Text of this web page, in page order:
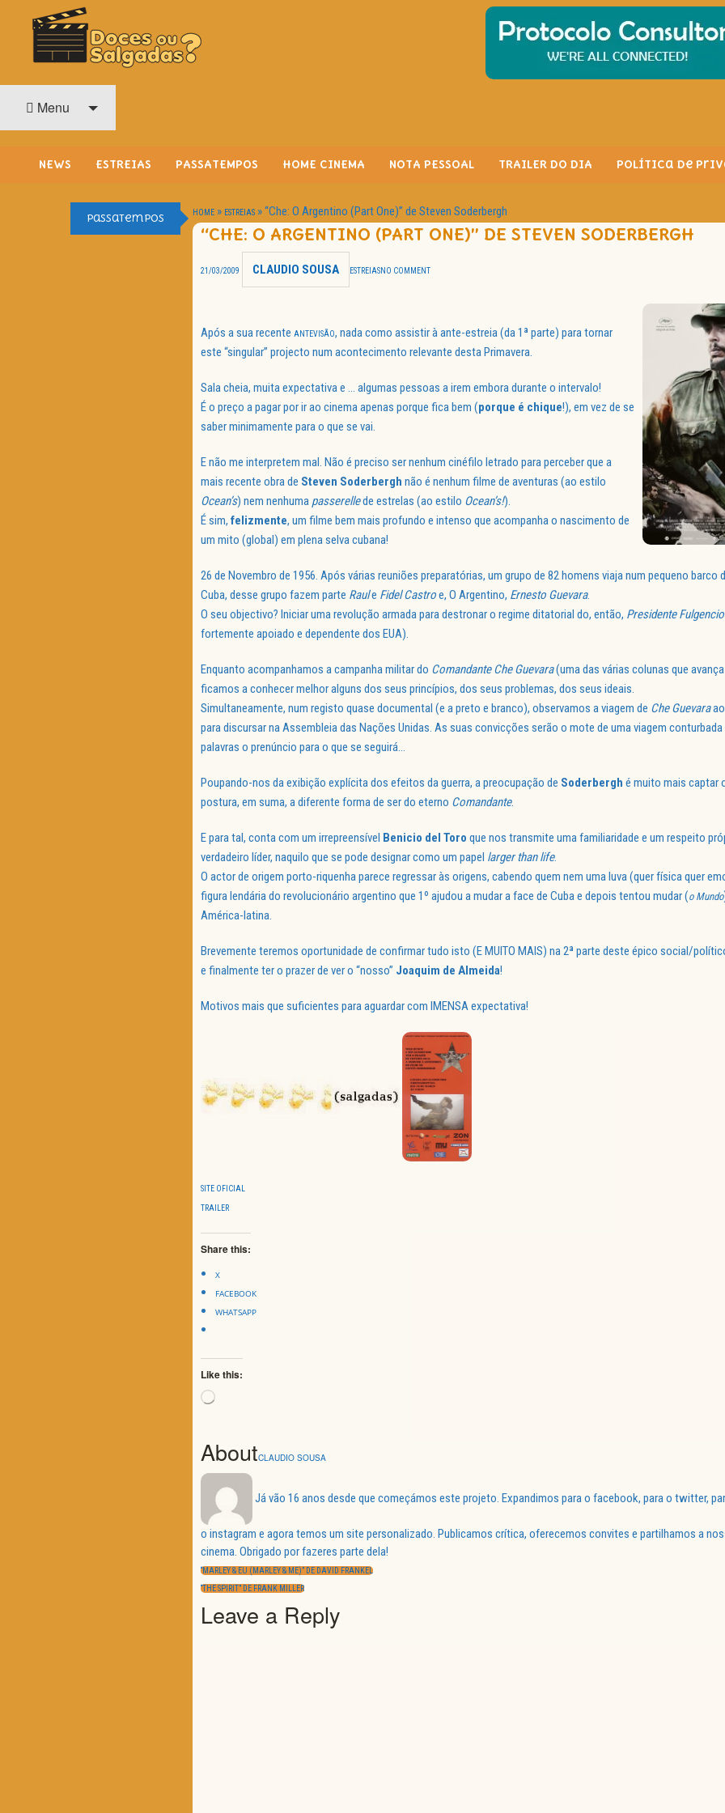
O Cinema? Uma Paixão!!
Menu
NEWS ESTREIAS PASSATEMPOS HOME CINEMA NOTA PESSOAL TRAILER DO DIA Política de
Passatempos HOME » ESTREIAS »“Che: O Argentino (Part One)” de Steven Soderbergh
“CHE: O ARGENTINO (PART ONE)” DE STEVEN SODERBERGH
21/03/2009 CLAUDIO SOUSA ESTREIASNO COMMENT
Após a sua recente ANTEVISÃO, nada como assistir à ante-estreia (da 1ª parte) para tornar
este “singular” projecto num acontecimento relevante desta Primavera.
Sala cheia, muita expectativa e … algumas pessoas a irem embora durante o intervalo!
É o preço a pagar por ir ao cinema apenas porque fica bem (porque é chique!), em vez de se
saber minimamente para o que se vai.
E não me interpretem mal. Não é preciso ser nenhum cinéfilo letrado para perceber que a
mais recente obra de Steven Soderbergh não é nenhum filme de aventuras (ao estilo
Ocean’s) nem nenhuma passerellede estrelas (ao estilo Ocean’s!).
É sim, felizmente, um filme bem mais profundo e intenso que acompanha o nascimento de
um mito (global) em plena selva cubana!
26 de Novembro de 1956. Após várias reuniões preparatórias, um grupo de 82 homens viaja num pequeno barco
Cuba, desse grupo fazem parte Raule Fidel Castroe, O Argentino, Ernesto Guevara.
O seu objectivo? Iniciar uma revolução armada para destronar o regime ditatorial do, então, Presidente
fortemente apoiado e dependente dos EUA).
Enquanto acompanhamos a campanha militar do Comandante Che Guevara(uma das várias colunas que
ficamos a conhecer melhor alguns dos seus princípios, dos seus problemas, dos seus ideais.
Simultaneamente, num registo quase documental (e a preto e branco), observamos a viagem de Che Guevara
para discursar na Assembleia das Nações Unidas. As suas convicções serão o mote de uma viagem
palavras o prenúncio para o que se seguirá…
Poupando-nos da exibição explícita dos efeitos da guerra, a preocupação de Soderbergh é muito mais captar
postura, em suma, a diferente forma de ser do eterno Comandante.
E para tal, conta com um irrepreensível Benicio del Toro que nos transmite uma familiaridade e um respeito
verdadeiro líder, naquilo que se pode designar como um papel larger than life.
O actor de origem porto-riquenha parece regressar às origens, cabendo quem nem uma luva (quer física quer
figura lendária do revolucionário argentino que 1º ajudou a mudar a face de Cuba e depois tentou mudar (o Mundo
América-latina.
Brevemente teremos oportunidade de confirmar tudo isto (E MUITO MAIS) na 2ª parte deste épico social/
e finalmente ter o prazer de ver o “nosso” Joaquim de Almeida!
Motivos mais que suficientes para aguardar com IMENSA expectativa!
SITE OFICIAL
TRAILER
Share this:
X
FACEBOOK
WHATSAPP
Like this:
Loading…
AboutCLAUDIO SOUSA
Já vão 16 anos desde que começámos este projeto. Expandimos para o facebook, para o twitter,
o instagram e agora temos um site personalizado. Publicamos crítica, oferecemos convites e partilhamos a
cinema. Obrigado por fazeres parte dela!
Navegação
de
artigos
PREVIOUS
“MARLEY & EU (MARLEY & ME)” DE DAVID FRANKEL
NEXT
“THE SPIRIT” DE FRANK MILLER
Leave a Reply